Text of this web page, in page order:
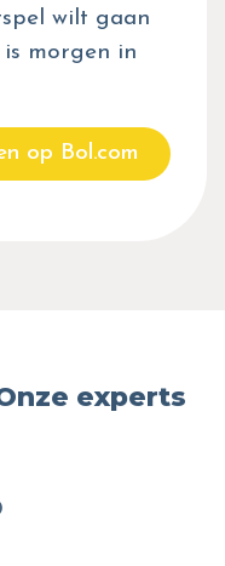
wilt gaan
morgen in
op Bol.com
experts